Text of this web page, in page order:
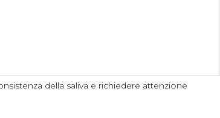
della saliva e richiedere attenzione